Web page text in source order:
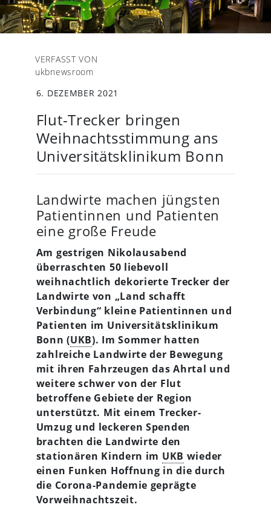
VERFASST VON
ukbnewsroom
6. DEZEMBER 2021
Flut-Trecker bringen
Weihnachtsstimmung ans
Universitätsklinikum Bonn
Landwirte machen jüngsten
Patientinnen und Patienten
eine große Freude
Am gestrigen Nikolausabend
überraschten 50 liebevoll
weihnachtlich dekorierte Trecker der
Landwirte von „Land schafft
Verbindung“ kleine Patientinnen und
Patienten im Universitätsklinikum
Bonn (UKB). Im Sommer hatten
zahlreiche Landwirte der Bewegung
mit ihren Fahrzeugen das Ahrtal und
weitere schwer von der Flut
betroffene Gebiete der Region
unterstützt. Mit einem Trecker-
Umzug und leckeren Spenden
brachten die Landwirte den
stationären Kindern im UKB wieder
einen Funken Hoffnung in die durch
die Corona-Pandemie geprägte
Vorweihnachtszeit.